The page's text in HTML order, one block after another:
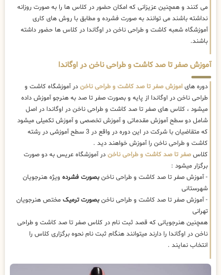
می کنند و همچنین عزیزانی که امکان حضور در کلاس ها را به صورت روزانه
نداشته باشند می توانند به صورت فشرده و مطابق با روش های کاری
آموزشگاه شعبه کاشت و طراحی ناخن در اوگاندا در کلاس ها حضور داشته
باشند.
آموزش صفر تا صد کاشت و طراحی ناخن در اوگاندا
دوره های اموزش صفر تا صد کاشت و طراحی ناخن در آموزشگاه کاشت و
طراحی ناخن در اوگاندا از پایه و بصورت صفر تا صد به هنرجو آموزش داده
میشود ، کلاس های صفر تا صد کاشت و طراحی ناخن در اوگاندا در اصل
شامل دو سطح آموزش مقدماتی و آموزش تخصصی و آموزش تکمیلی میشود
که متقاضیان با شرکت در این دوره در واقع در 3 سطح آموزشی در رشته
کاشت و طراحی ناخن را آموزش خواهند دید .
کلاسصفر تا صد کاشت و طراحی ناخن در آموزشگاه عریس به دو صورت
برگزار میشود :
- آموزش صفر تا صد کاشت و طراحی ناخنبصورت فشرده ویژه هنرجویان
شهرستانی
- آموزش صفر تا صد کاشت و طراحی ناخنبصورت ترمیک مختص هنرجویان
تهرانی
همچنین هنرجویانی که قصد ثبت نام در کلاس صفر تا صد کاشت و طراحی
ناخن در اوگاندا را دارند میتوانند هنگام ثبت نام نحوه برگزاری کلاس را
انتخاب نمایند .